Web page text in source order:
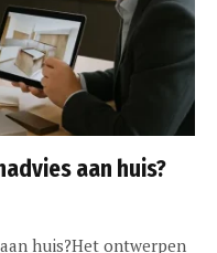
aan huis?
huis?Het ontwerpen